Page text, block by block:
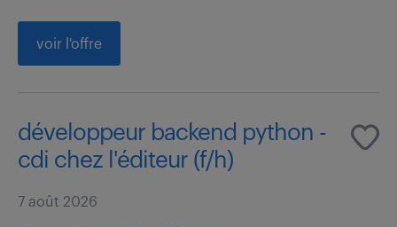
voir l'offre
développeur backend python -
cdi chez l'éditeur (f/h)
7 août 2026